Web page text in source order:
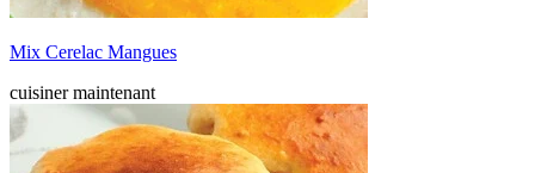
Mix Cerelac Mangues
cuisiner maintenant